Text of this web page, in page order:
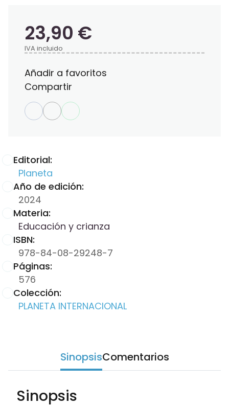
Editorial:
Planeta
Año de edición:
2024
Materia:
Educación y crianza
ISBN:
978-84-08-29248-7
Páginas:
576
Colección:
PLANETA INTERNACIONAL
23,90 €
IVA incluido
Añadir a favoritos
Compartir
SinopsisComentarios
Sinopsis